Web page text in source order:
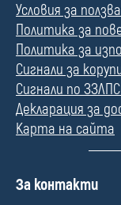
Условия за
Политика за
Политика за
Сигнали за
Сигнали по
Декларация за
Карта на сайта
П
За контакти